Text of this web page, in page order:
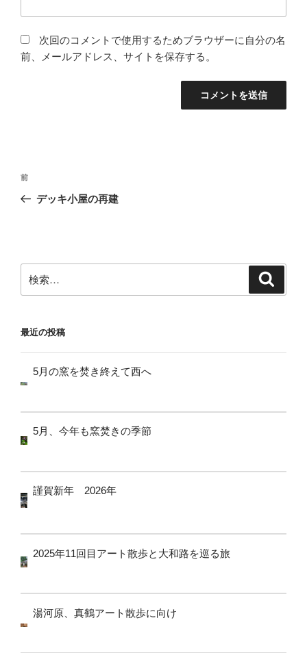
次回のコメントで使用するためブラウザーに自分の名
前、メールアドレス、サイトを保存する。
投
ナ
ー
シ
前
の
前
デッキ小屋の再建
索:
最近の投稿
5月の窯を焚き終えて西へ
5月、今年も窯焚きの季節
謹賀新年 2026年
2025年11回目アート散歩と大和路を巡る旅
湯河原、真鶴アート散歩に向け